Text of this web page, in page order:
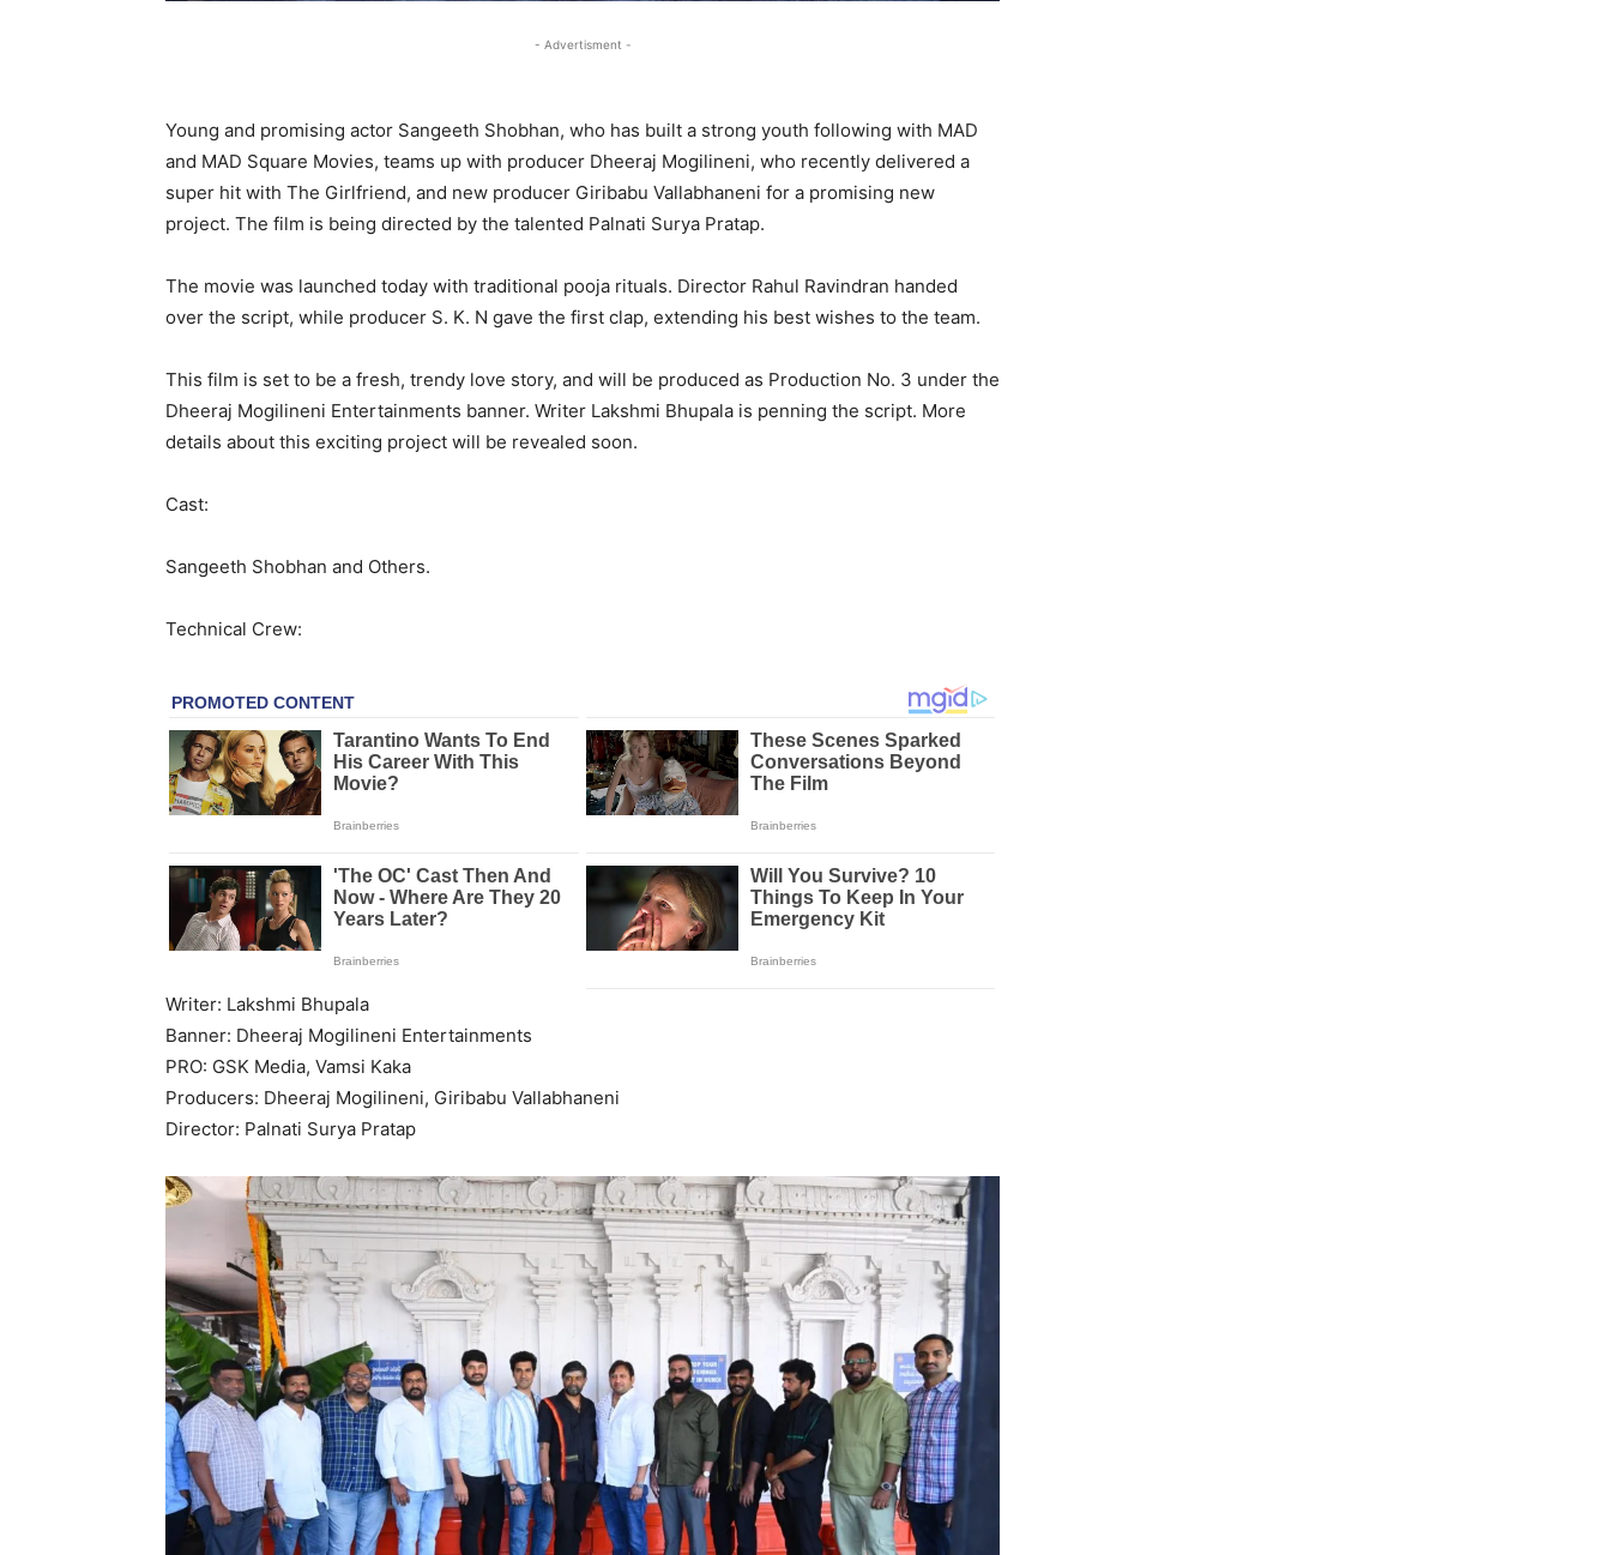
- Advertisment -
Young and promising actor Sangeeth Shobhan, who has built a strong youth following with MAD
and MAD Square Movies, teams up with producer Dheeraj Mogilineni, who recently delivered a
super hit with The Girlfriend, and new producer Giribabu Vallabhaneni for a promising new
project. The film is being directed by the talented Palnati Surya Pratap.
The movie was launched today with traditional pooja rituals. Director Rahul Ravindran handed
over the script, while producer S. K. N gave the first clap, extending his best wishes to the team.
This film is set to be a fresh, trendy love story, and will be produced as Production No. 3 under the
Dheeraj Mogilineni Entertainments banner. Writer Lakshmi Bhupala is penning the script. More
details about this exciting project will be revealed soon.
Cast:
Sangeeth Shobhan and Others.
Technical Crew:
Writer: Lakshmi Bhupala
Banner: Dheeraj Mogilineni Entertainments
PRO: GSK Media, Vamsi Kaka
Producers: Dheeraj Mogilineni, Giribabu Vallabhaneni
Director: Palnati Surya Pratap